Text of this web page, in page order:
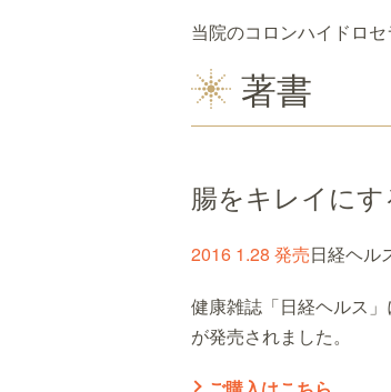
当院のコロンハイドロ
著書
腸をキレイに
2016 1.28 発売日経ヘル
健康雑誌「日経ヘルス
が発売されました。